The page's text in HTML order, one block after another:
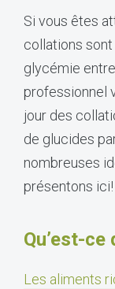
Si vous êtes
collations
glycémie
professionnel
jour des
de glucides
nombreuses
présentons ici!
Qu’est-ce
Les aliments